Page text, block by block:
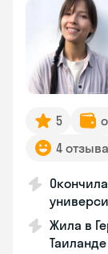
5
4 отзыва
Жила в
Таиланде